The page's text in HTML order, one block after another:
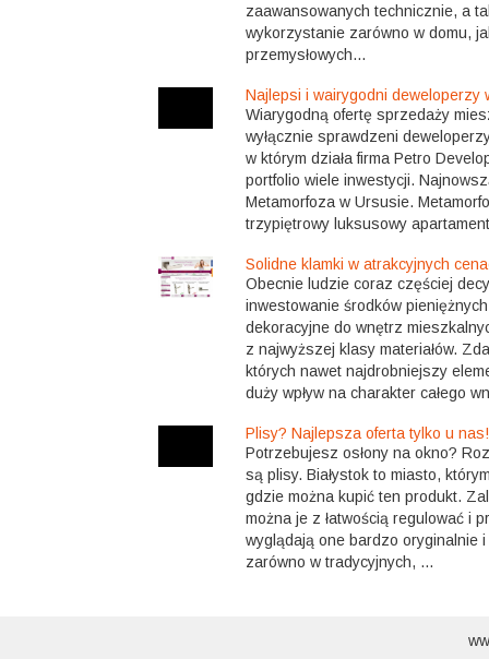
zaawansowanych technicznie, a
wykorzystanie zarówno w domu,
przemysłowych...
Najlepsi i wairygodni deweloperzy
Wiarygodną ofertę sprzedaży
wyłącznie sprawdzeni
w którym działa firma Petro
portfolio wiele inwestycji.
Metamorfoza w Ursusie.
trzypiętrowy luksusowy
Solidne klamki w atrakcyjnych
Obecnie ludzie coraz częściej
inwestowanie środków
dekoracyjne do wnętrz
z najwyższej klasy materiałów.
których nawet najdrobniejszy
duży wpływ na charakter całego
Plisy? Najlepsza oferta tylko u nas!
Potrzebujesz osłony na okno?
są plisy. Białystok to miasto,
gdzie można kupić ten produkt.
można je z łatwością regulować i
wyglądają one bardzo oryginalnie
zarówno w tradycyjnych, ...